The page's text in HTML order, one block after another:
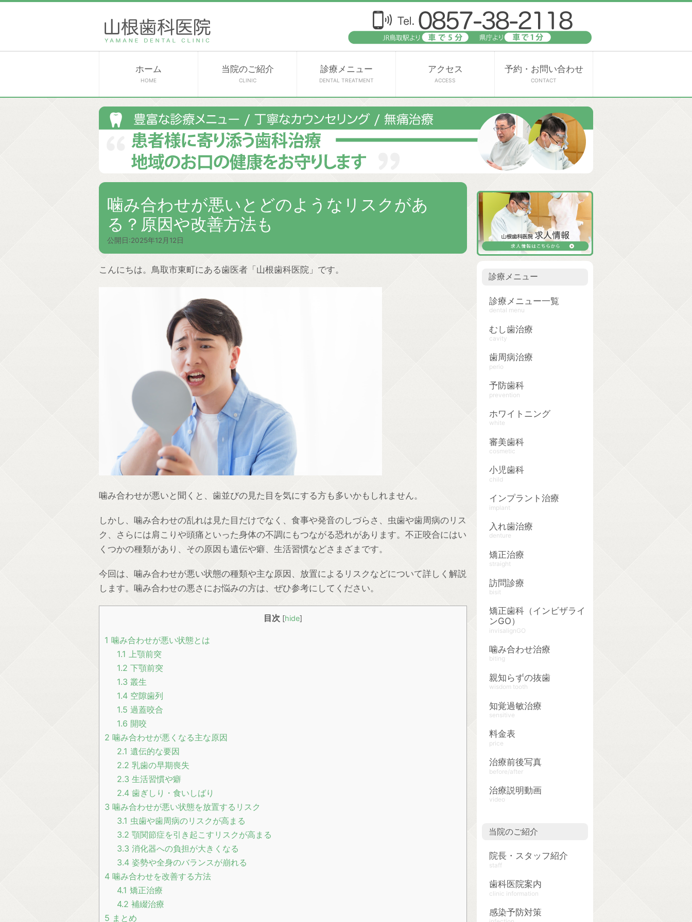
ホーム
HOME
当院のご紹介
CLINIC
診療メニュー
DENTAL TREATMENT
アクセス
ACCESS
予約・お問い合わせ
CONTACT
噛み合わせが悪いとどのようなリスクがあ
る？原因や改善方法も
公開日:2025年12月12日
こんにちは。鳥取市東町にある歯医者「山根歯科医院」です。
噛み合わせが悪いと聞くと、歯並びの見た目を気にする方も多いかもしれません。
しかし、噛み合わせの乱れは見た目だけでなく、食事や発音のしづらさ、虫歯や歯周病のリス
ク、さらには肩こりや頭痛といった身体の不調にもつながる恐れがあります。不正咬合にはい
くつかの種類があり、その原因も遺伝や癖、生活習慣などさまざまです。
今回は、噛み合わせが悪い状態の種類や主な原因、放置によるリスクなどについて詳しく解説
します。噛み合わせの悪さにお悩みの方は、ぜひ参考にしてください。
目次 [hide]
1 噛み合わせが悪い状態とは
1.1 上顎前突
1.2 下顎前突
1.3 叢生
1.4 空隙歯列
1.5 過蓋咬合
1.6 開咬
2 噛み合わせが悪くなる主な原因
2.1 遺伝的な要因
2.2 乳歯の早期喪失
2.3 生活習慣や癖
2.4 歯ぎしり・食いしばり
3 噛み合わせが悪い状態を放置するリスク
3.1 虫歯や歯周病のリスクが高まる
3.2 顎関節症を引き起こすリスクが高まる
3.3 消化器への負担が大きくなる
3.4 姿勢や全身のバランスが崩れる
4 噛み合わせを改善する方法
4.1 矯正治療
4.2 補綴治療
5 まとめ
診療メニュー
診療メニュー一覧
dental menu
むし歯治療
cavity
歯周病治療
perio
予防歯科
prevention
ホワイトニング
white
審美歯科
cosmetic
小児歯科
child
インプラント治療
implant
入れ歯治療
denture
矯正治療
straight
訪問診療
bisit
矯正歯科（インビザライ
ンGO）
invisalignGO
噛み合わせ治療
biting
親知らずの抜歯
wisdom tooth
知覚過敏治療
sensitive
料金表
price
治療前後写真
before/after
治療説明動画
video
当院のご紹介
院長・スタッフ紹介
staff
歯科医院案内
clinic information
感染予防対策